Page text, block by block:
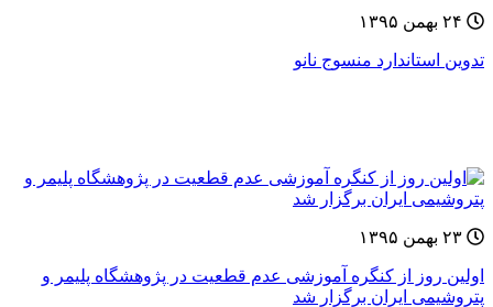
تدوین استاندارد منسوج نانو
اولین روز از کنگره آموزشی عدم قطعیت در پژوهشگاه پلیمر و
پتروشیمی ایران برگزار شد